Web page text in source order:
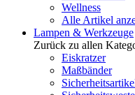
Wellness
Alle Artikel
Lampen & Werkzeuge
Zurück zu allen
Eiskratzer
Maßbänder